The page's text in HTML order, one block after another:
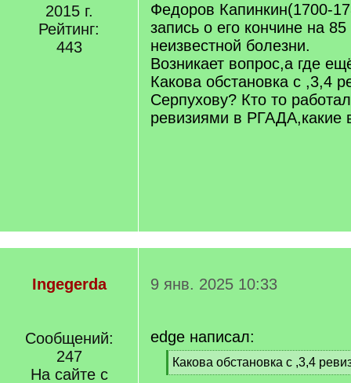
2015 г.
Рейтинг:
443
Федоров Капинкин(1700-
запись о его кончине на 85
неизвестной болезни.
Возникает вопрос,а где
Какова обстановка с ,3,4
Серпухову? Кто то
ревизиями в РГАДА,какие
Ingegerda
Сообщений:
247
На сайте с
9 янв. 2025 10:33
edge написал:
[
q
Какова обстановка с ,3,4
[